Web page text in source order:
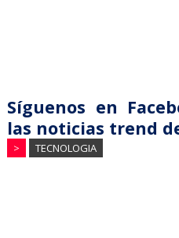
Síguenos en
las noticias trend
> TECNOLOGIA